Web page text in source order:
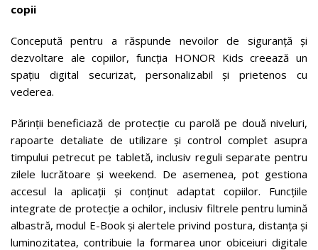
copii
Concepută pentru a răspunde nevoilor de siguranță și
dezvoltare ale copiilor, funcția HONOR Kids creează un
spațiu digital securizat, personalizabil și prietenos cu
vederea.
Părinții beneficiază de protecție cu parolă pe două niveluri,
rapoarte detaliate de utilizare și control complet asupra
timpului petrecut pe tabletă, inclusiv reguli separate pentru
zilele lucrătoare și weekend. De asemenea, pot gestiona
accesul la aplicații și conținut adaptat copiilor. Funcțiile
integrate de protecție a ochilor, inclusiv filtrele pentru lumină
albastră, modul E-Book și alertele privind postura, distanța și
luminozitatea, contribuie la formarea unor obiceiuri digitale